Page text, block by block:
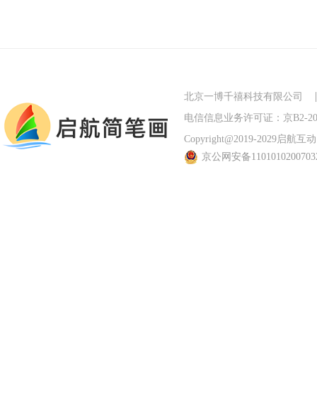
北京一博千禧科技有限公司
电信信息业务许可证：京B2-
Copyright@2019-2029启航互
京公网安备